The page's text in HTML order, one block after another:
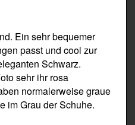
Ein sehr bequemer
passt und cool zur
Schwarz.
sehr ihr rosa
normalerweise graue
im Grau der Schuhe.